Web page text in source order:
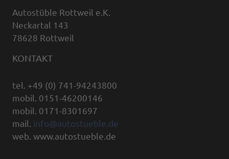
Autostüble Rottweil e.K.
Neckartal 143
78628 Rottweil
KONTAKT
tel. +49 (0) 741-94243800
mobil. 0151-46200146
mobil. 0171-8301697
mail. info@autostueble.de
web. www.autostueble.de